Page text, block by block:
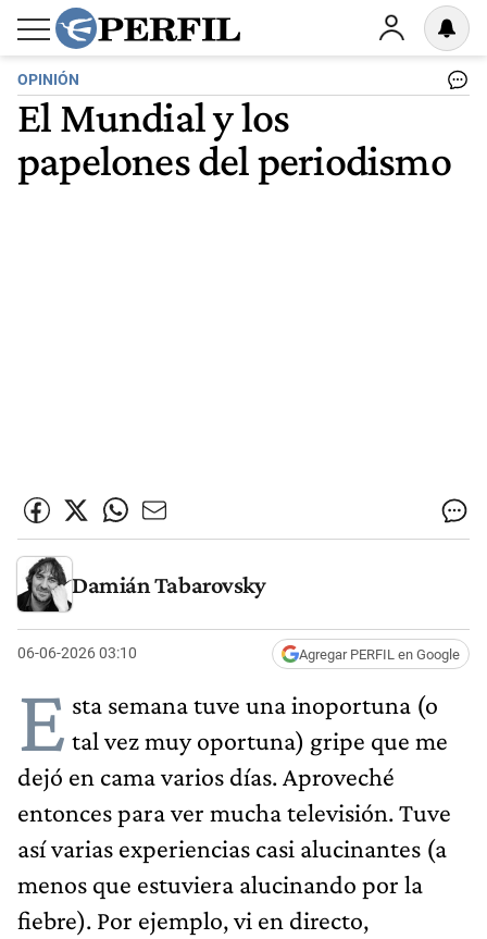
OPINIÓN
El Mundial y los
papelones del periodismo
Damián Tabarovsky
06-06-2026 03:10 Agregar PERFIL en Google
E sta semana tuve una inoportuna (o
tal vez muy oportuna) gripe que me
dejó en cama varios días. Aproveché
entonces para ver mucha televisión. Tuve
así varias experiencias casi alucinantes (a
menos que estuviera alucinando por la
fiebre). Por ejemplo, vi en directo,